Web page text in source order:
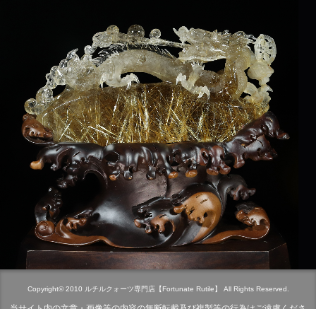
Copyright© 2010 ルチルクォーツ専門店【Fortunate Rutile】 All Rights Reserved.